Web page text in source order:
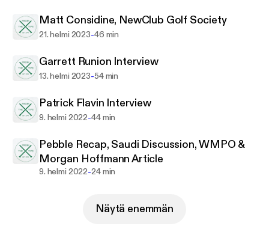
Matt Considine, NewClub Golf Society
21. helmi 2023-46 min
Garrett Runion Interview
13. helmi 2023-54 min
Patrick Flavin Interview
9. helmi 2022-44 min
Pebble Recap, Saudi Discussion, WMPO &
Morgan Hoffmann Article
9. helmi 2022-24 min
Näytä enemmän